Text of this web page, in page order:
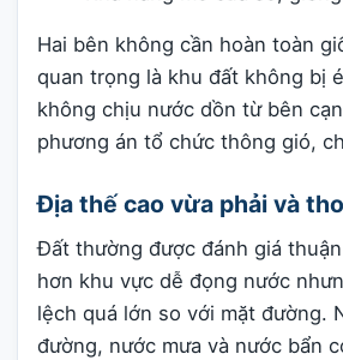
Hai bên không cần hoàn toàn
quan trọng là khu đất không bị
không chịu nước dồn từ bên
phương án tổ chức thông gió,
Địa thế cao vừa phải và
Đất thường được đánh giá
hơn khu vực dễ đọng nước
lệch quá lớn so với mặt đường.
đường, nước mưa và nước bẩn